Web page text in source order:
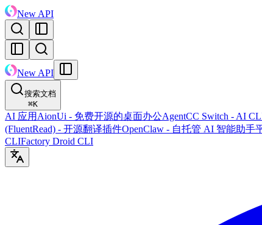
New API
New API
搜索文档
⌘K
AI 应用 AionUi - 免费开源的桌面办公AgentCC Switch - AI
(FluentRead) - 开源翻译插件OpenClaw - 自托管 AI 智能助手
CLIFactory Droid CLI